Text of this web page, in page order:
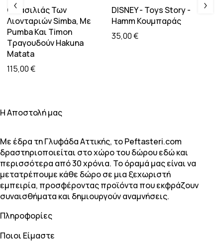
Ο Βασιλιάς Των
Λιονταριών Simba, Με
Pumba Και Timon
Τραγουδούν Hakuna
Matata
115,00€
DISNEY - Toys Story -
Hamm Κουμπαράς
35,00€
H Αποστολή μας
Με έδρα τη Γλυφάδα Αττικής, το Peftasteri.com
δραστηριοποιείται στο χώρο του δώρου εδώ και
περισσότερα από 30 χρόνια. Το όραμά μας είναι να
μετατρέπουμε κάθε δώρο σε μια ξεχωριστή
εμπειρία, προσφέροντας προϊόντα που εκφράζουν
συναισθήματα και δημιουργούν αναμνήσεις.
Πληροφορίες
Ποιοι Είμαστε